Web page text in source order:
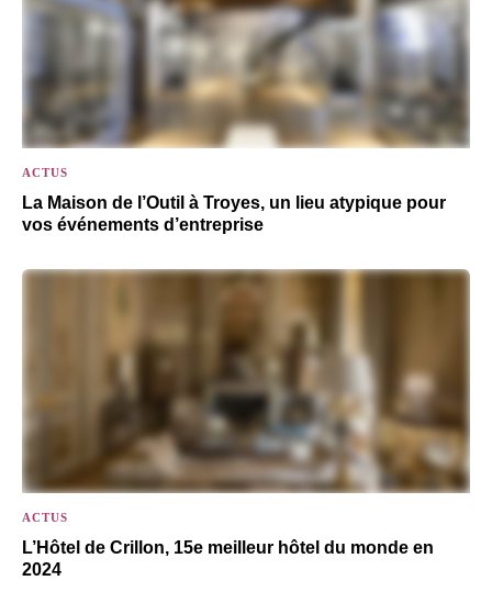
ACTUS
La Maison de l’Outil à Troyes, un lieu atypique pour
vos événements d’entreprise
ACTUS
L’Hôtel de Crillon, 15e meilleur hôtel du monde en
2024